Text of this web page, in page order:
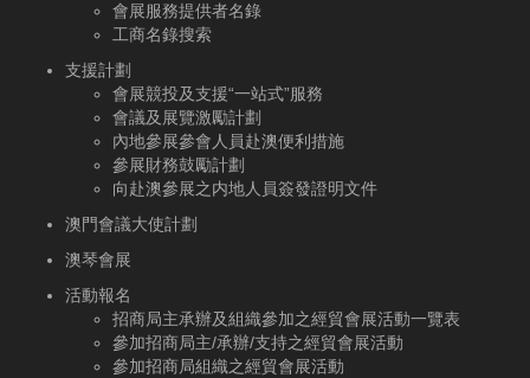
會展服務提供者名錄
工商名錄搜索
支援計劃
會展競投及支援“一站式”服務
會議及展覽激勵計劃
內地參展參會人員赴澳便利措施
參展財務鼓勵計劃
向赴澳參展之内地人員簽發證明文件
澳門會議大使計劃
澳琴會展
活動報名
招商局主承辦及組織參加之經貿會展活動一覽表
參加招商局主/承辦/支持之經貿會展活動
參加招商局組織之經貿會展活動